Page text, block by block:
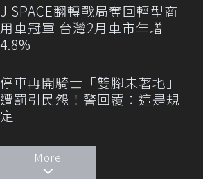
J SPACE翻轉戰局奪回輕型商
用車冠軍 台灣2月車市年增
4.8%
停車再開騎士「雙腳未著地」
遭罰引民怨！警回覆：這是規
定
More